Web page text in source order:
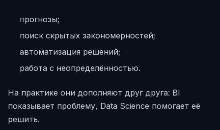
прогнозы;
поиск скрытых закономерностей;
автоматизация решений;
работа с неопределённостью.
На практике они дополняют друг друга: BI
показывает проблему, Data Science помогает её
решить.